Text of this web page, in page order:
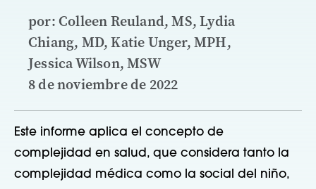
por: Colleen Reuland, MS, Lydia
Chiang, MD, Katie Unger, MPH,
Jessica Wilson, MSW
8 de noviembre de 2022
Este informe aplica el concepto de
complejidad en salud, que considera tanto la
complejidad médica como la social del niño,